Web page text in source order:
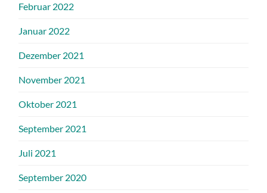
Februar 2022
Januar 2022
Dezember 2021
November 2021
Oktober 2021
September 2021
Juli 2021
September 2020